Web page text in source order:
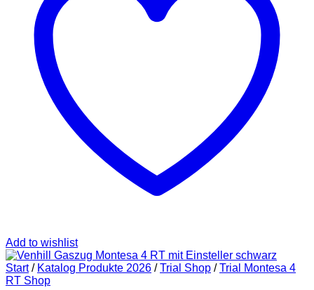
Add to wishlist
Start / Katalog Produkte 2026 / Trial Shop / Trial Montesa 4
RT Shop